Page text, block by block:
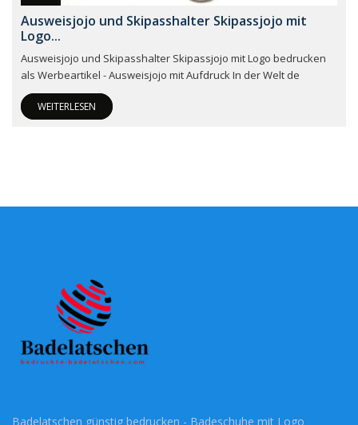
Ausweisjojo und Skipasshalter Skipassjojo mit
Logo...
Ausweisjojo und Skipasshalter Skipassjojo mit Logo bedrucken
als Werbeartikel - Ausweisjojo mit Aufdruck In der Welt de
WEITERLESEN
Badelatschen günstig bedrucken - Badeschuhe mit Logo